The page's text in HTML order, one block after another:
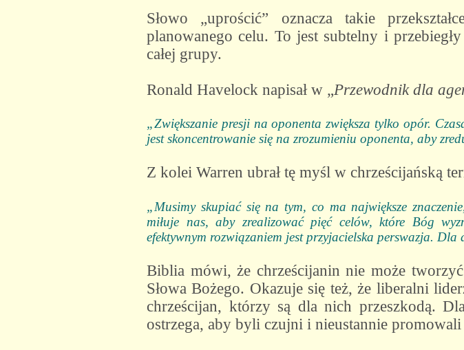
Słowo „uprościć” oznacza takie
planowanego celu. To jest subtelny i
całej grupy.
Ronald Havelock napisał w „Przewodnik dla
„Zwiększanie presji na oponenta zwiększa tylko opór.
jest skoncentrowanie się na zrozumieniu oponenta, aby
Z kolei Warren ubrał tę myśl w chrześcijańską
„Musimy skupiać się na tym, co ma największe
miłuje nas, aby zrealizować pięć celów, które Bóg
efektywnym rozwiązaniem jest przyjacielska perswazja.
Biblia mówi, że chrześcijanin nie może
Słowa Bożego. Okazuje się też, że liberalni
chrześcijan, którzy są dla nich przeszkodą.
ostrzega, aby byli czujni i nieustannie